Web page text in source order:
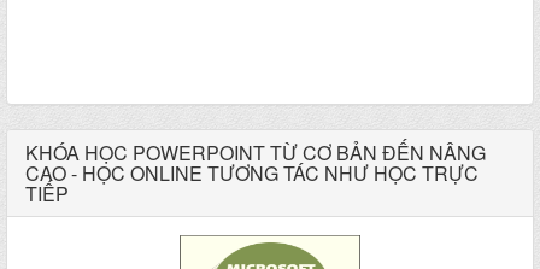
KHÓA HỌC POWERPOINT TỪ CƠ BẢN ĐẾN NÂNG
CAO - HỌC ONLINE TƯƠNG TÁC NHƯ HỌC TRỰC
TIẾP